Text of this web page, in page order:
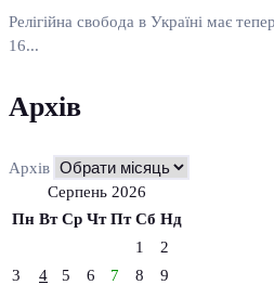
Релігійна свобода в Україні має
16...
Архів
Архів
Серпень 2026
Пн Вт Ср Чт Пт Сб Нд
1
2
3
4 5 6 7 8
9